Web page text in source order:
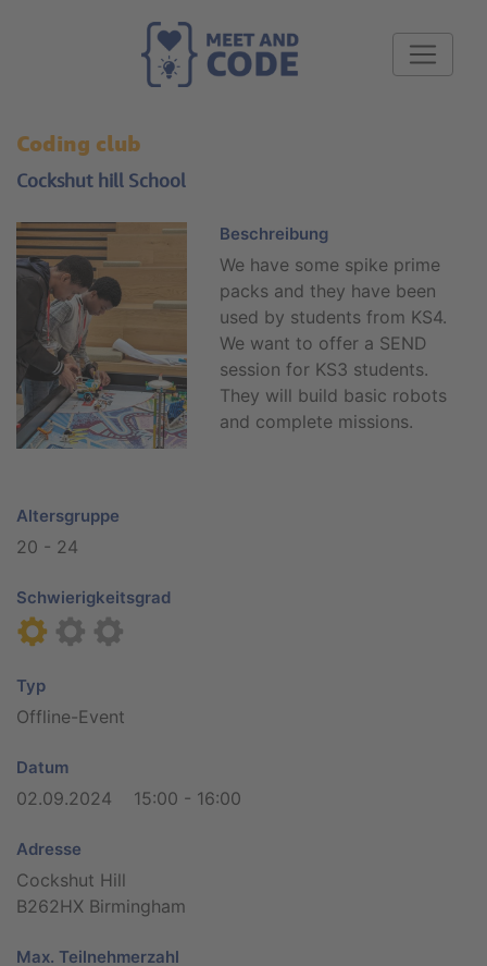
Coding club
Cockshut hill School
Beschreibung
We have some spike prime
packs and they have been
used by students from KS4.
We want to offer a SEND
session for KS3 students.
They will build basic robots
and complete missions.
Altersgruppe
20 - 24
Schwierigkeitsgrad
Typ
Offline-Event
Datum
02.09.2024 15:00 - 16:00
Adresse
Cockshut Hill
B262HX Birmingham
Max. Teilnehmerzahl